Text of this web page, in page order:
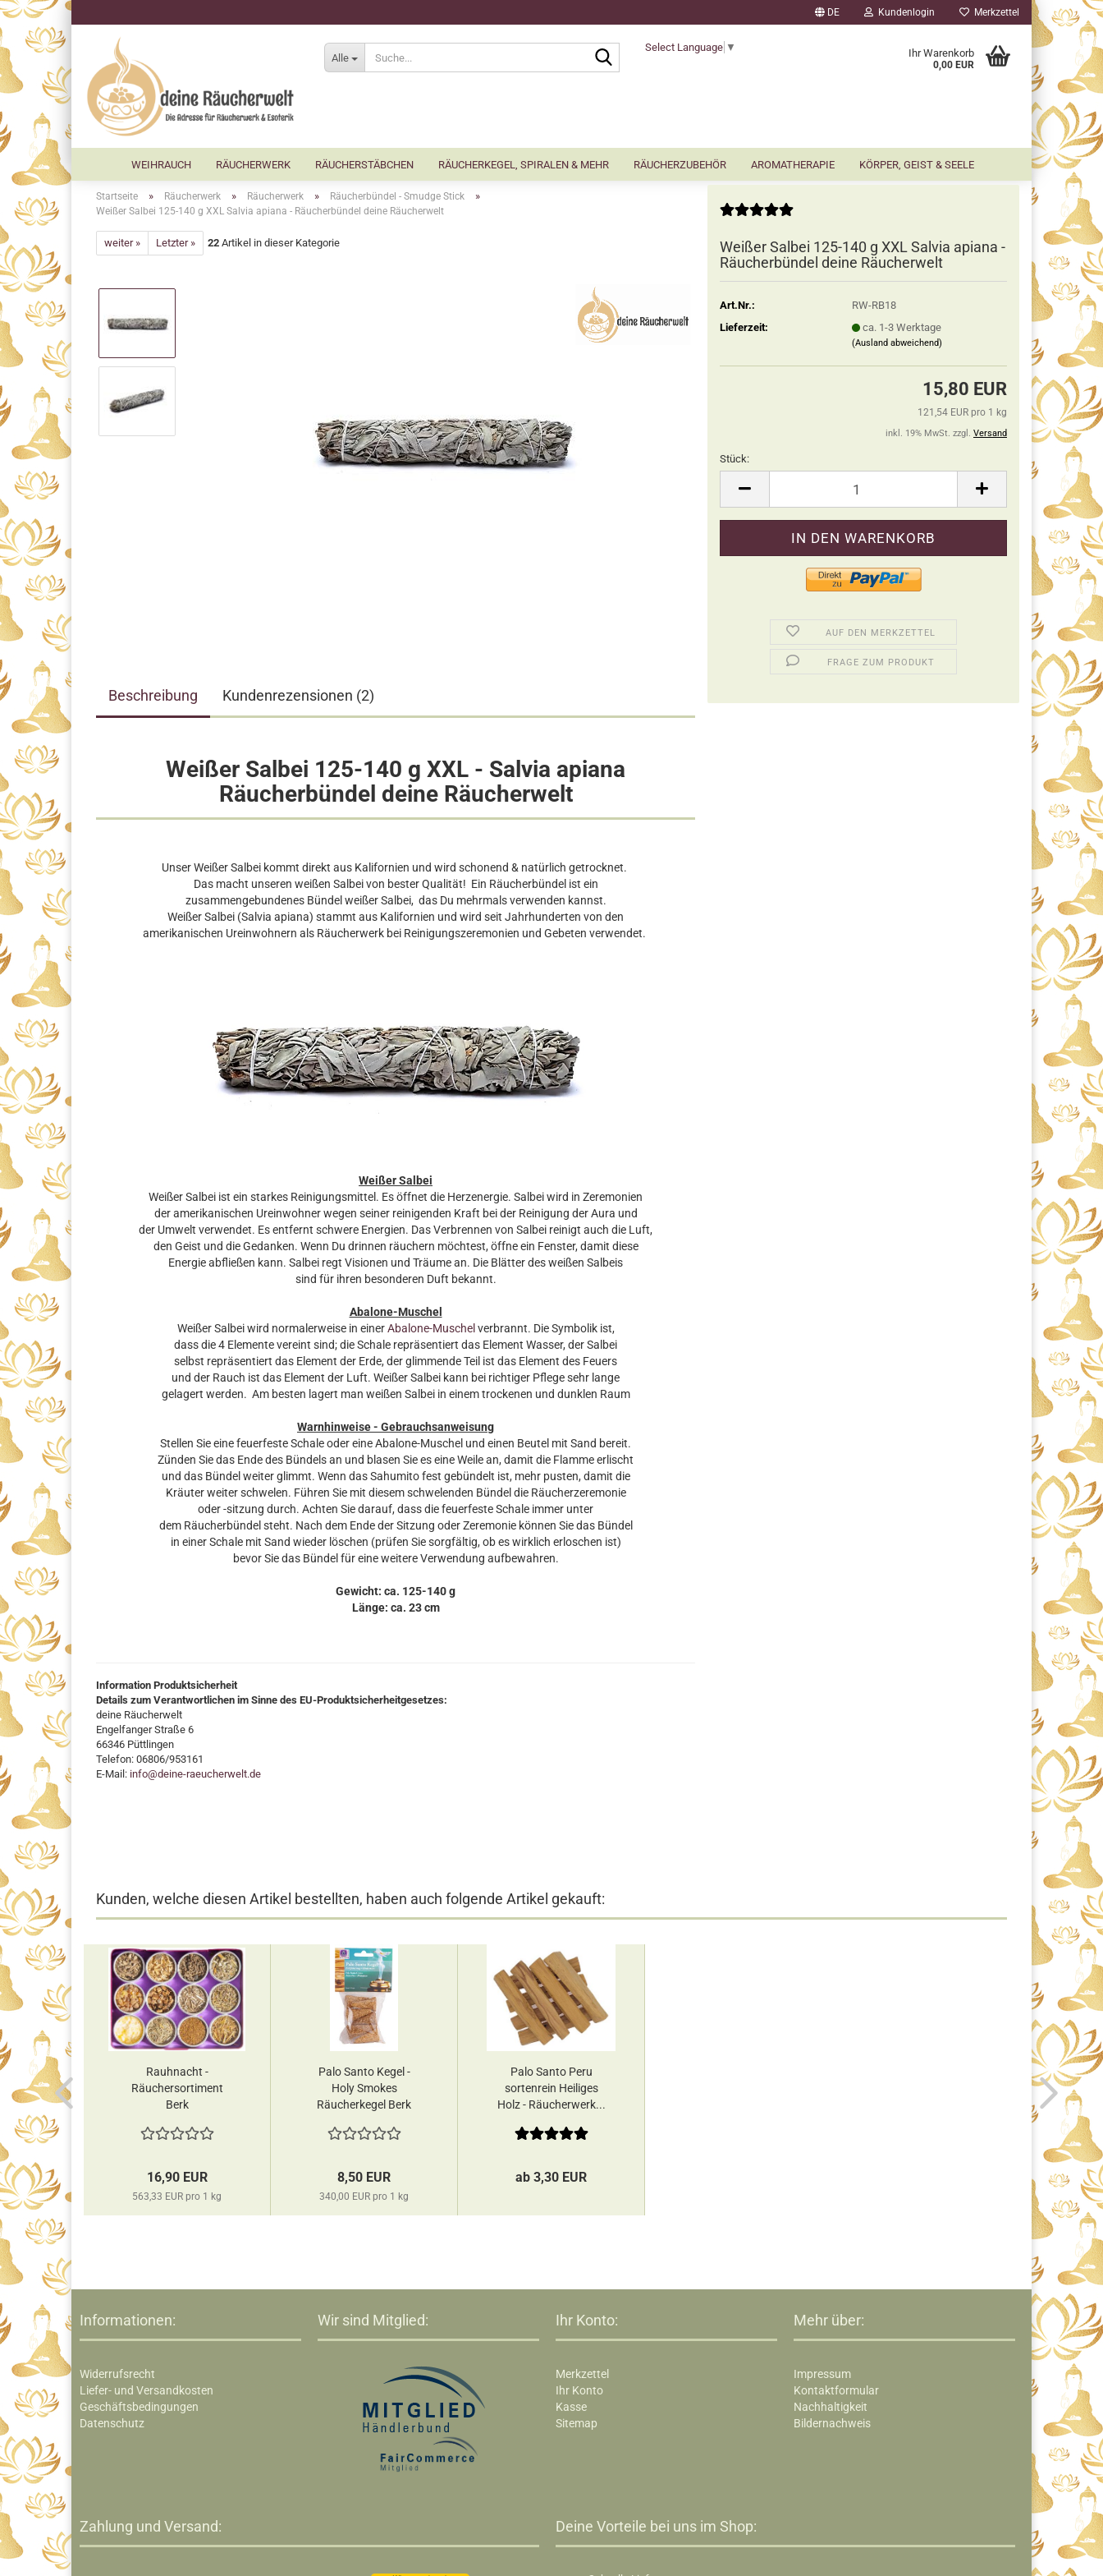
DE Kundenlogin Merkzettel
Alle
Suche...Select Language ▼ Ihr Warenkorb
0,00 EUR
WEIHRAUCH RÄUCHERWERK RÄUCHERSTÄBCHEN RÄUCHERKEGEL, SPIRALEN & MEHR RÄUCHERZUBEHÖR AROMATHERAPIE KÖRPER, GEIST & SEELE
Startseite » Räucherwerk » Räucherwerk » Räucherbündel - Smudge Stick »
Weißer Salbei 125-140 g XXL Salvia apiana - Räucherbündel deine Räucherwelt
weiter » Letzter » 22 Artikel in dieser Kategorie
Weißer Salbei 125-140 g XXL Salvia apiana -
Räucherbündel deine Räucherwelt
Art.Nr.:
RW-RB18
Lieferzeit:
ca. 1-3 Werktage
(Ausland abweichend)
15,80 EUR
121,54 EUR pro 1 kg
inkl. 19% MwSt. zzgl. Versand
Stück:
Stück
AUF DEN MERKZETTEL
FRAGE ZUM PRODUKT
Beschreibung Kundenrezensionen (2)
Weißer Salbei 125-140 g XXL - Salvia apiana
Räucherbündel deine Räucherwelt
Unser Weißer Salbei kommt direkt aus Kalifornien und wird schonend & natürlich getrocknet.
Das macht unseren weißen Salbei von bester Qualität! Ein Räucherbündel ist ein
zusammengebundenes Bündel weißer Salbei, das Du mehrmals verwenden kannst.
Weißer Salbei (Salvia apiana) stammt aus Kalifornien und wird seit Jahrhunderten von den
amerikanischen Ureinwohnern als Räucherwerk bei Reinigungszeremonien und Gebeten verwendet.
Weißer Salbei
Weißer Salbei ist ein starkes Reinigungsmittel. Es öffnet die Herzenergie. Salbei wird in Zeremonien
der amerikanischen Ureinwohner wegen seiner reinigenden Kraft bei der Reinigung der Aura und
der Umwelt verwendet. Es entfernt schwere Energien. Das Verbrennen von Salbei reinigt auch die Luft,
den Geist und die Gedanken. Wenn Du drinnen räuchern möchtest, öffne ein Fenster, damit diese
Energie abfließen kann. Salbei regt Visionen und Träume an. Die Blätter des weißen Salbeis
sind für ihren besonderen Duft bekannt.
Abalone-Muschel
Weißer Salbei wird normalerweise in einerAbalone-Muschel verbrannt. Die Symbolik ist,
dass die 4 Elemente vereint sind; die Schale repräsentiert das Element Wasser, der Salbei
selbst repräsentiert das Element der Erde, der glimmende Teil ist das Element des Feuers
und der Rauch ist das Element der Luft. Weißer Salbei kann bei richtiger Pflege sehr lange
gelagert werden. Am besten lagert man weißen Salbei in einem trockenen und dunklen Raum
Warnhinweise - Gebrauchsanweisung
Stellen Sie eine feuerfeste Schale oder eine Abalone-Muschel und einen Beutel mit Sand bereit.
Zünden Sie das Ende des Bündels an und blasen Sie es eine Weile an, damit die Flamme erlischt
und das Bündel weiter glimmt. Wenn das Sahumito fest gebündelt ist, mehr pusten, damit die
Kräuter weiter schwelen. Führen Sie mit diesem schwelenden Bündel die Räucherzeremonie
oder -sitzung durch. Achten Sie darauf, dass die feuerfeste Schale immer unter
dem Räucherbündel steht. Nach dem Ende der Sitzung oder Zeremonie können Sie das Bündel
in einer Schale mit Sand wieder löschen (prüfen Sie sorgfältig, ob es wirklich erloschen ist)
bevor Sie das Bündel für eine weitere Verwendung aufbewahren.
Gewicht: ca. 125-140 g
Länge: ca. 23 cm
Information Produktsicherheit
Details zum Verantwortlichen im Sinne des EU-Produktsicherheitgesetzes:
deine Räucherwelt
Engelfanger Straße 6
66346 Püttlingen
Telefon: 06806/953161
E-Mail: info@deine-raeucherwelt.de
Kunden, welche diesen Artikel bestellten, haben auch folgende Artikel gekauft:
Rauhnacht -
Räuchersortiment
Berk
16,90 EUR
563,33 EUR pro 1 kg
Palo Santo Kegel -
Holy Smokes
Räucherkegel Berk
8,50 EUR
340,00 EUR pro 1 kg
Palo Santo Peru
sortenrein Heiliges
Holz - Räucherwerk...
ab 3,30 EUR
Informationen:
Widerrufsrecht
Liefer- und Versandkosten
Geschäftsbedingungen
Datenschutz
Wir sind Mitglied: Ihr Konto:
Merkzettel
Ihr Konto
Kasse
Sitemap
Mehr über:
Impressum
Kontaktformular
Nachhaltigkeit
Bildernachweis
Zahlung und Versand: Deine Vorteile bei uns im Shop:​